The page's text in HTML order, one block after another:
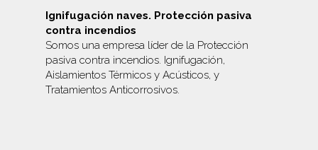
Ignifugación naves. Protección pasiva
contra incendios
Somos una empresa líder de la Protección
pasiva contra incendios. Ignifugación,
Aislamientos Térmicos y Acústicos, y
Tratamientos Anticorrosivos.